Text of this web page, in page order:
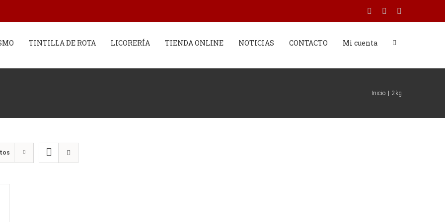
Facebook
Twitter
TINTILLA DE ROTA LICORERÍA TIENDA ONLINE NOTICIAS CONTACTO Mi cuenta
Inicio 2kg